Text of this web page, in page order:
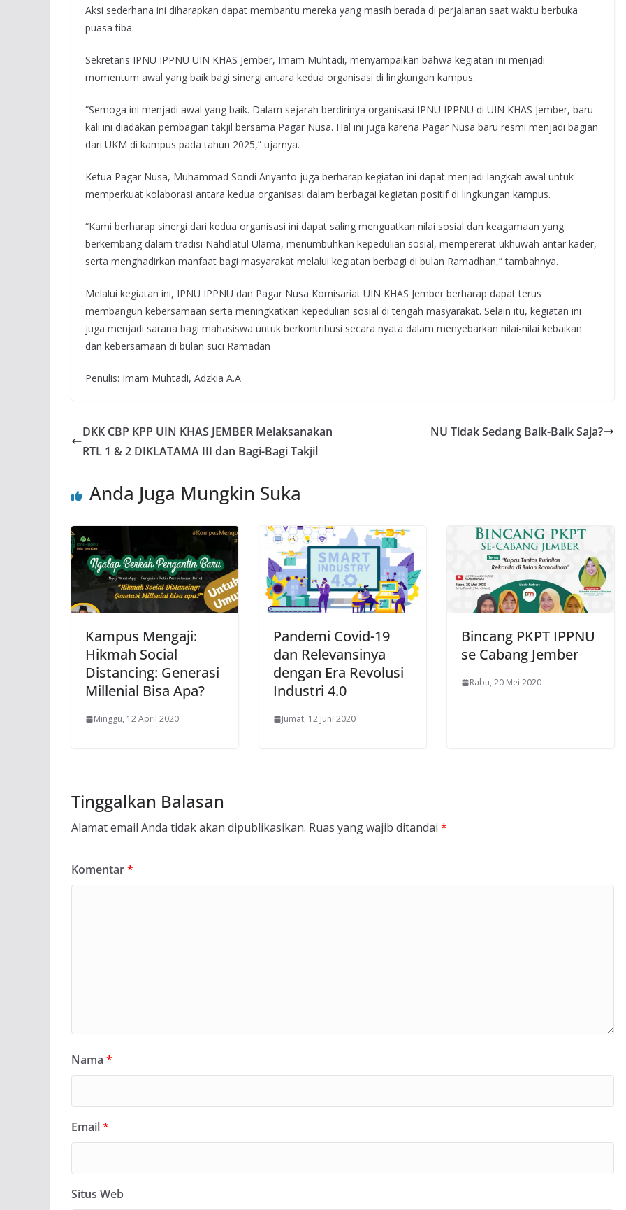
Aksi sederhana ini diharapkan dapat membantu mereka yang masih berada di perjalanan saat waktu berbuka
puasa tiba.
Sekretaris IPNU IPPNU UIN KHAS Jember, Imam Muhtadi, menyampaikan bahwa kegiatan ini menjadi
momentum awal yang baik bagi sinergi antara kedua organisasi di lingkungan kampus.
“Semoga ini menjadi awal yang baik. Dalam sejarah berdirinya organisasi IPNU IPPNU di UIN KHAS Jember, baru
kali ini diadakan pembagian takjil bersama Pagar Nusa. Hal ini juga karena Pagar Nusa baru resmi menjadi bagian
dari UKM di kampus pada tahun 2025,” ujarnya.
Ketua Pagar Nusa, Muhammad Sondi Ariyanto juga berharap kegiatan ini dapat menjadi langkah awal untuk
memperkuat kolaborasi antara kedua organisasi dalam berbagai kegiatan positif di lingkungan kampus.
“Kami berharap sinergi dari kedua organisasi ini dapat saling menguatkan nilai sosial dan keagamaan yang
berkembang dalam tradisi Nahdlatul Ulama, menumbuhkan kepedulian sosial, mempererat ukhuwah antar kader,
serta menghadirkan manfaat bagi masyarakat melalui kegiatan berbagi di bulan Ramadhan,” tambahnya.
Melalui kegiatan ini, IPNU IPPNU dan Pagar Nusa Komisariat UIN KHAS Jember berharap dapat terus
membangun kebersamaan serta meningkatkan kepedulian sosial di tengah masyarakat. Selain itu, kegiatan ini
juga menjadi sarana bagi mahasiswa untuk berkontribusi secara nyata dalam menyebarkan nilai-nilai kebaikan
dan kebersamaan di bulan suci Ramadan
Penulis: Imam Muhtadi, Adzkia A.A
DKK CBP KPP UIN KHAS JEMBER Melaksanakan
RTL 1 & 2 DIKLATAMA III dan Bagi-Bagi Takjil
NU Tidak Sedang Baik-Baik Saja?
Anda Juga Mungkin Suka
Kampus Mengaji:
Hikmah Social
Distancing: Generasi
Millenial Bisa Apa?
Minggu, 12 April 2020
Pandemi Covid-19
dan Relevansinya
dengan Era Revolusi
Industri 4.0
Jumat, 12 Juni 2020
Bincang PKPT IPPNU
se Cabang Jember
Rabu, 20 Mei 2020
Tinggalkan Balasan
Alamat email Anda tidak akan dipublikasikan. Ruas yang wajib ditandai *
Komentar*
Nama *
Email*
Situs Web